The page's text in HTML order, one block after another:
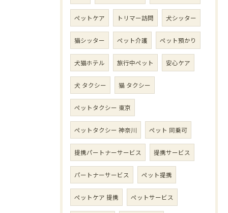
ペットケア トリマー訪問 犬シッター
猫シッター ペット介護 ペット預かり
犬猫ホテル 旅行中ペット 安心ケア
犬 タクシー 猫 タクシー
ペットタクシー 東京
ペットタクシー 神奈川 ペット 同乗可
提携パートナーサービス 提携サービス
パートナーサービス ペット提携
ペットケア 提携 ペットサービス